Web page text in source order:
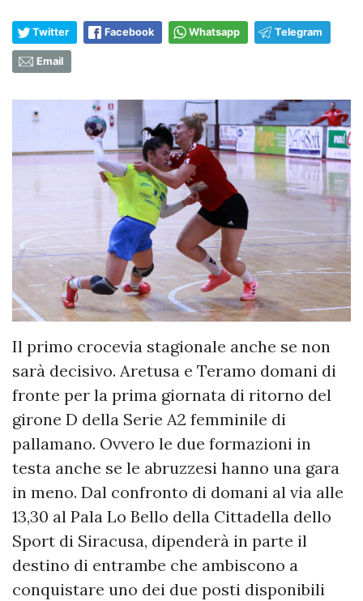
Twitter Facebook Whatsapp Telegram
Email
Il primo crocevia stagionale anche se non
sarà decisivo. Aretusa e Teramo domani di
fronte per la prima giornata di ritorno del
girone D della Serie A2 femminile di
pallamano. Ovvero le due formazioni in
testa anche se le abruzzesi hanno una gara
in meno. Dal confronto di domani al via alle
13,30 al Pala Lo Bello della Cittadella dello
Sport di Siracusa, dipenderà in parte il
destino di entrambe che ambiscono a
conquistare uno dei due posti disponibili